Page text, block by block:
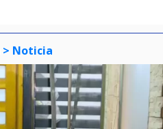
> Noticia